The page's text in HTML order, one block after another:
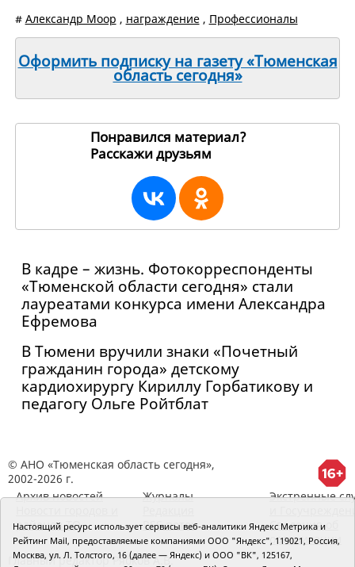
# Александр Моор , награждение, Профессионалы
Оформить подписку на газету «Тюменская
область сегодня»
Понравился материал?
Расскажи друзьям
В кадре – жизнь. Фотокорреспонденты
«Тюменской области сегодня» стали
лауреатами конкурса имени Александра
Ефремова
В Тюмени вручили знаки «Почетный
гражданин города» детскому
кардиохирургу Кириллу Горбатикову и
педагогу Ольге Ройтблат
© АНО «Тюменская область сегодня»,
2002-2026 г.
Архив новостей
районов ТО
Журналы
RSS поток
Экстренные
Сведения об
организации
Главный редактор Рябков А.В.
Настоящий ресурс использует сервисы веб-аналитики Яндекс Метрика и
Рейтинг Mail, предоставляемые компаниями ООО "Яндекс", 119021, Россия,
Москва, ул. Л. Толстого, 16 (далее — Яндекс) и ООО "ВК", 125167,